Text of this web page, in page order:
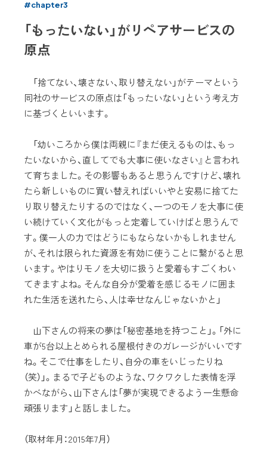
#chapter3
「もったいない」がリペアサービスの
原点
「捨てない、壊さない、取り替えない」がテーマという
同社のサービスの原点は「もったいない」という考え方
に基づくといいます。
「幼いころから僕は両親に『まだ使えるものは、もっ
たいないから、直してでも大事に使いなさい』と言われ
て育ちました。その影響もあると思うんですけど、壊れ
たら新しいものに買い替えればいいやと安易に捨てた
り取り替えたりするのではなく、一つのモノを大事に使
い続けていく文化がもっと定着していけばと思うんで
す。僕一人の力ではどうにもならないかもしれません
が、それは限られた資源を有効に使うことに繋がると思
います。やはりモノを大切に扱うと愛着もすごくわい
てきますよね。そんな自分が愛着を感じるモノに囲ま
れた生活を送れたら、人は幸せなんじゃないかと」
山下さんの将来の夢は「秘密基地を持つこと」。「外に
車が5台以上とめられる屋根付きのガレージがいいです
ね。そこで仕事をしたり、自分の車をいじったりね
（笑）」。まるで子どものような、ワクワクした表情を浮
かべながら、山下さんは「夢が実現できるよう一生懸命
頑張ります」と話しました。
（取材年月：2015年7月）